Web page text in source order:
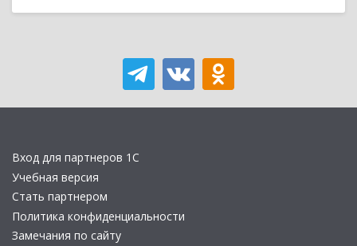
Вход для партнеров 1С
Учебная версия
Стать партнером
Политика конфиденциальности
Замечания по сайту